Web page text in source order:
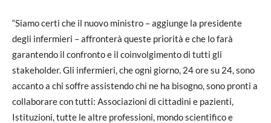
“Siamo certi che il nuovo ministro – aggiunge la presidente
degli infermieri – affronterà queste priorità e che lo farà
garantendo il confronto e il coinvolgimento di tutti gli
stakeholder. Gli infermieri, che ogni giorno, 24 ore su 24, sono
accanto a chi soffre assistendo chi ne ha bisogno, sono pronti a
collaborare con tutti: Associazioni di cittadini e pazienti,
Istituzioni, tutte le altre professioni, mondo scientifico e